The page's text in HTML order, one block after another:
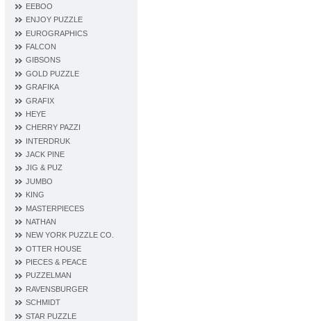
EEBOO
ENJOY PUZZLE
EUROGRAPHICS
FALCON
GIBSONS
GOLD PUZZLE
GRAFIKA
GRAFIX
HEYE
CHERRY PAZZI
INTERDRUK
JACK PINE
JIG & PUZ
JUMBO
KING
MASTERPIECES
NATHAN
NEW YORK PUZZLE CO.
OTTER HOUSE
PIECES & PEACE
PUZZELMAN
RAVENSBURGER
SCHMIDT
STAR PUZZLE